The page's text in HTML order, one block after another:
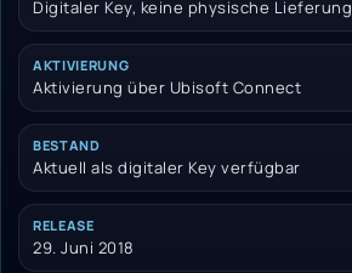
Digitaler Key, keine physische Lieferung
AKTIVIERUNG
Aktivierung über Ubisoft Connect
BESTAND
Aktuell als digitaler Key verfügbar
RELEASE
29. Juni 2018